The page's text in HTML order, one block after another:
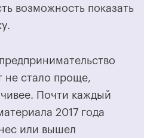
возможность показать
не стало проще,
Почти каждый
2017 года
или вышел